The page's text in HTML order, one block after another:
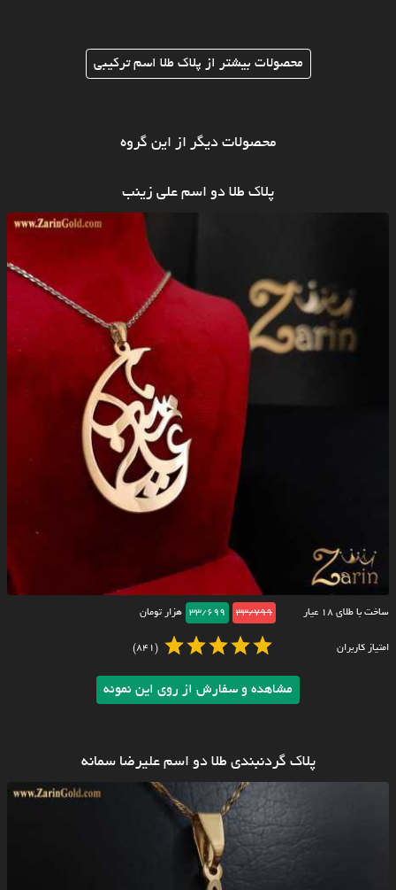
محصولات بیشتر از پلاک طلا اسم ترکیبی
محصولات دیگر از این گروه
پلاک طلا دو اسم علی زینب
ساخت با طلای ۱۸ عیار 33/799
33/699 هزار تومان
امتیاز کاربران (841)
مشاهده و سفارش از روی این نمونه
پلاک گردنبندی طلا دو اسم علیرضا سمانه